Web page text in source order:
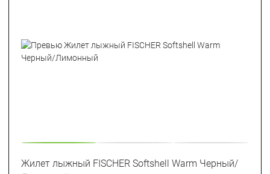
Жилет лыжный FISCHER Softshell Warm Черный/